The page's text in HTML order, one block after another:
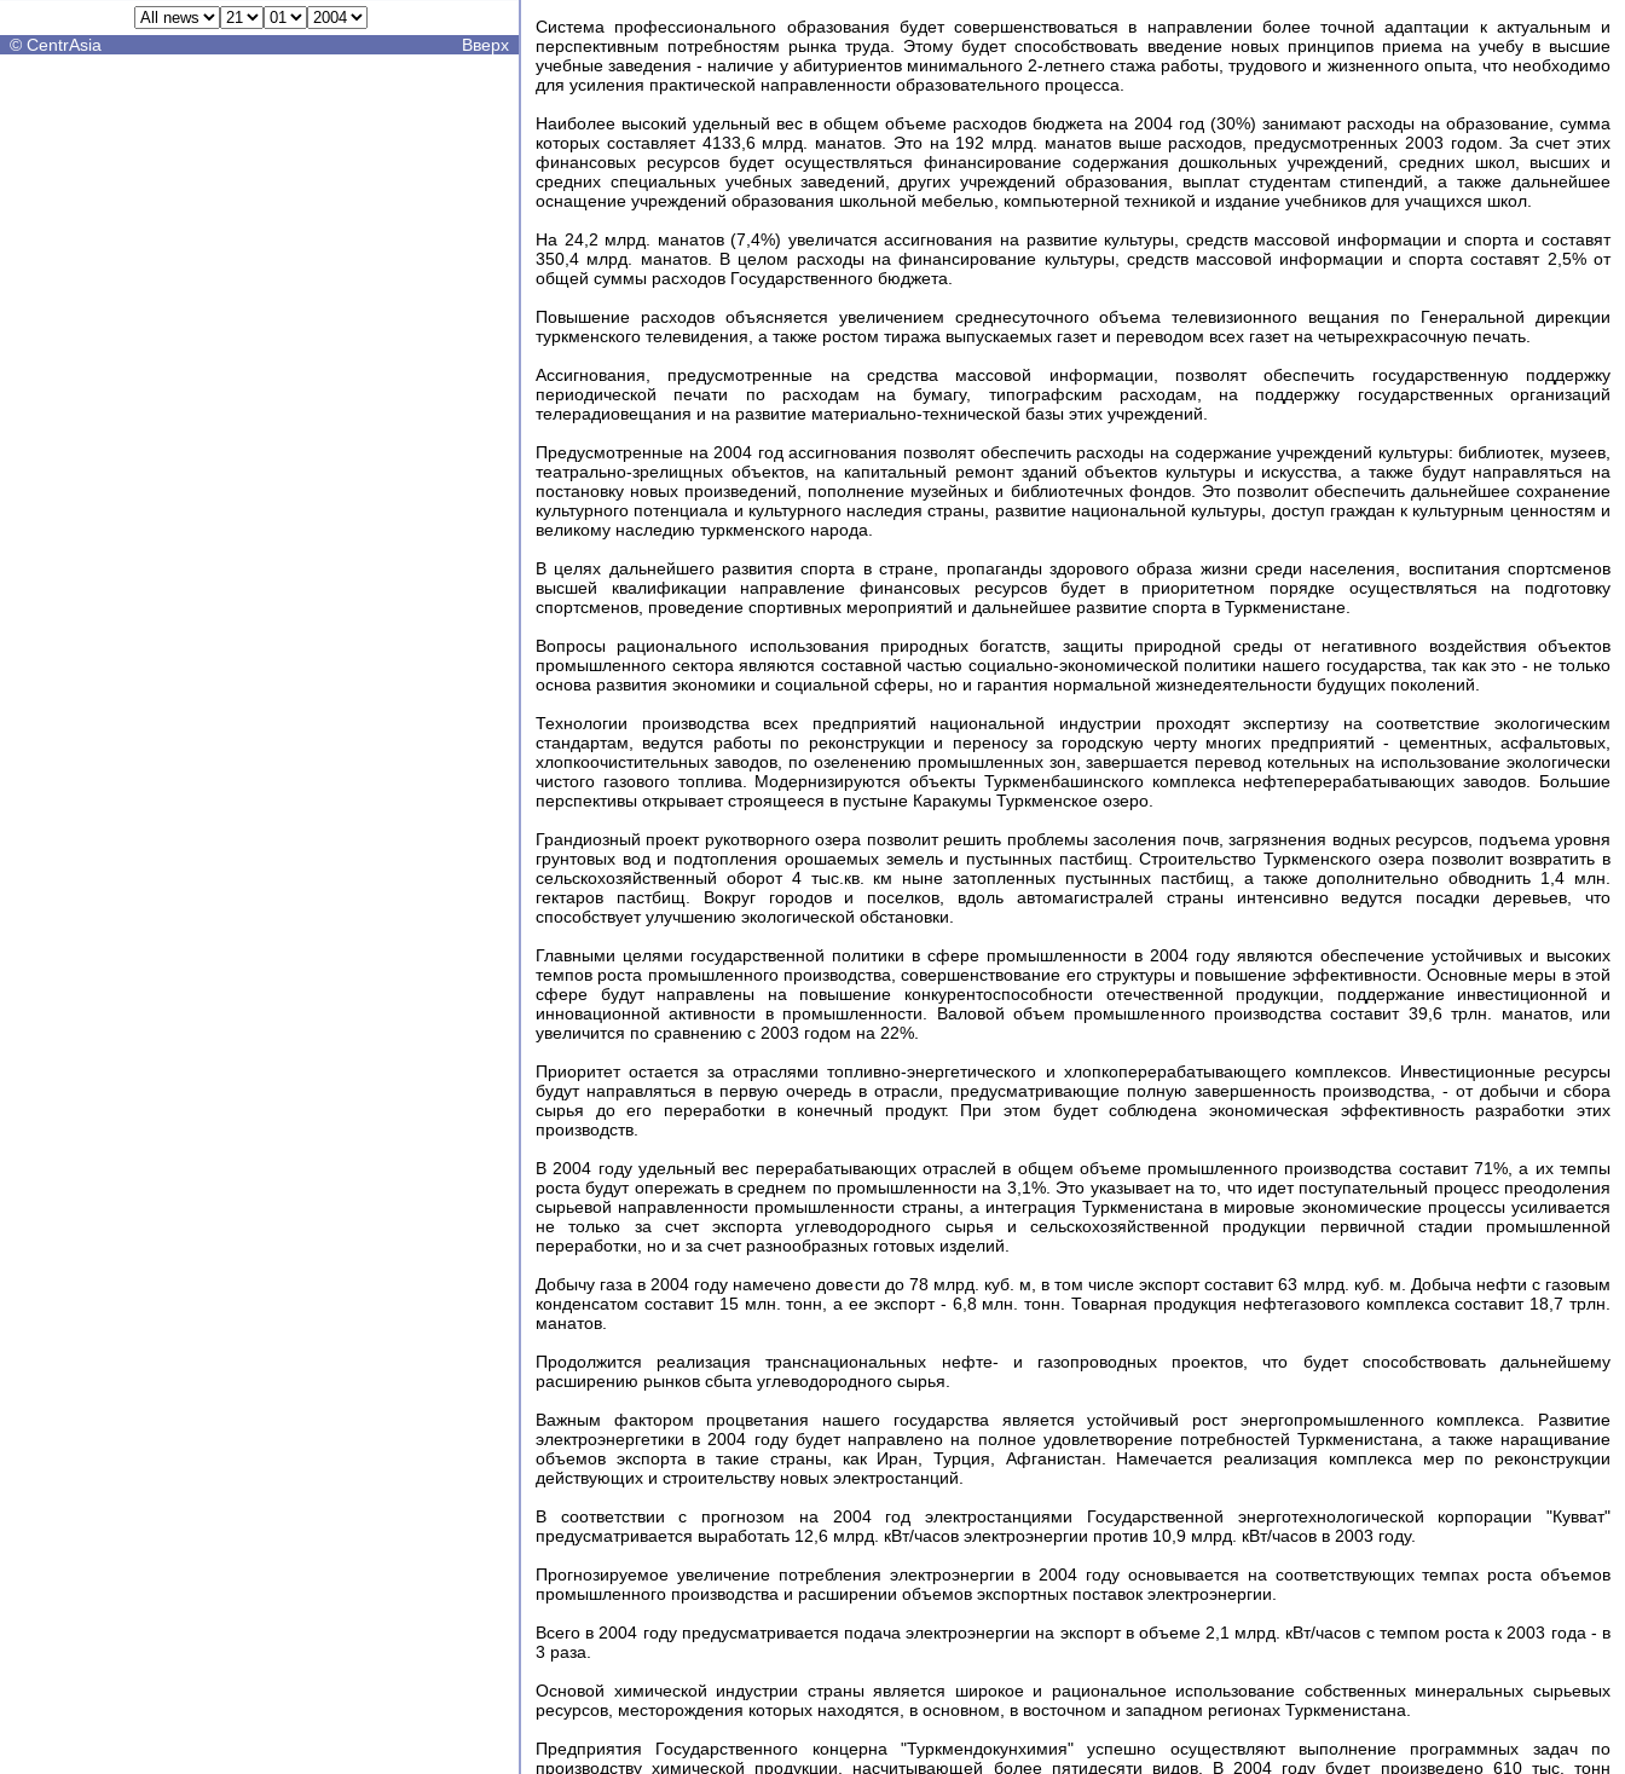
© CentrAsia Вверх
Система профессионального образования будет совершенствоваться в направлении более точной адаптации к актуальным и
перспективным потребностям рынка труда. Этому будет способствовать введение новых принципов приема на учебу в высшие
учебные заведения - наличие у абитуриентов минимального 2-летнего стажа работы, трудового и жизненного опыта, что необходимо
для усиления практической направленности образовательного процесса.
Наиболее высокий удельный вес в общем объеме расходов бюджета на 2004 год (30%) занимают расходы на образование, сумма
которых составляет 4133,6 млрд. манатов. Это на 192 млрд. манатов выше расходов, предусмотренных 2003 годом. За счет этих
финансовых ресурсов будет осуществляться финансирование содержания дошкольных учреждений, средних школ, высших и
средних специальных учебных заведений, других учреждений образования, выплат студентам стипендий, а также дальнейшее
оснащение учреждений образования школьной мебелью, компьютерной техникой и издание учебников для учащихся школ.
На 24,2 млрд. манатов (7,4%) увеличатся ассигнования на развитие культуры, средств массовой информации и спорта и составят
350,4 млрд. манатов. В целом расходы на финансирование культуры, средств массовой информации и спорта составят 2,5% от
общей суммы расходов Государственного бюджета.
Повышение расходов объясняется увеличением среднесуточного объема телевизионного вещания по Генеральной дирекции
туркменского телевидения, а также ростом тиража выпускаемых газет и переводом всех газет на четырехкрасочную печать.
Ассигнования, предусмотренные на средства массовой информации, позволят обеспечить государственную поддержку
периодической печати по расходам на бумагу, типографским расходам, на поддержку государственных организаций
телерадиовещания и на развитие материально-технической базы этих учреждений.
Предусмотренные на 2004 год ассигнования позволят обеспечить расходы на содержание учреждений культуры: библиотек, музеев,
театрально-зрелищных объектов, на капитальный ремонт зданий объектов культуры и искусства, а также будут направляться на
постановку новых произведений, пополнение музейных и библиотечных фондов. Это позволит обеспечить дальнейшее сохранение
культурного потенциала и культурного наследия страны, развитие национальной культуры, доступ граждан к культурным ценностям и
великому наследию туркменского народа.
В целях дальнейшего развития спорта в стране, пропаганды здорового образа жизни среди населения, воспитания спортсменов
высшей квалификации направление финансовых ресурсов будет в приоритетном порядке осуществляться на подготовку
спортсменов, проведение спортивных мероприятий и дальнейшее развитие спорта в Туркменистане.
Вопросы рационального использования природных богатств, защиты природной среды от негативного воздействия объектов
промышленного сектора являются составной частью социально-экономической политики нашего государства, так как это - не только
основа развития экономики и социальной сферы, но и гарантия нормальной жизнедеятельности будущих поколений.
Технологии производства всех предприятий национальной индустрии проходят экспертизу на соответствие экологическим
стандартам, ведутся работы по реконструкции и переносу за городскую черту многих предприятий - цементных, асфальтовых,
хлопкоочистительных заводов, по озеленению промышленных зон, завершается перевод котельных на использование экологически
чистого газового топлива. Модернизируются объекты Туркменбашинского комплекса нефтеперерабатывающих заводов. Большие
перспективы открывает строящееся в пустыне Каракумы Туркменское озеро.
Грандиозный проект рукотворного озера позволит решить проблемы засоления почв, загрязнения водных ресурсов, подъема уровня
грунтовых вод и подтопления орошаемых земель и пустынных пастбищ. Строительство Туркменского озера позволит возвратить в
сельскохозяйственный оборот 4 тыс.кв. км ныне затопленных пустынных пастбищ, а также дополнительно обводнить 1,4 млн.
гектаров пастбищ. Вокруг городов и поселков, вдоль автомагистралей страны интенсивно ведутся посадки деревьев, что
способствует улучшению экологической обстановки.
Главными целями государственной политики в сфере промышленности в 2004 году являются обеспечение устойчивых и высоких
темпов роста промышленного производства, совершенствование его структуры и повышение эффективности. Основные меры в этой
сфере будут направлены на повышение конкурентоспособности отечественной продукции, поддержание инвестиционной и
инновационной активности в промышленности. Валовой объем промышленного производства составит 39,6 трлн. манатов, или
увеличится по сравнению с 2003 годом на 22%.
Приоритет остается за отраслями топливно-энергетического и хлопкоперерабатывающего комплексов. Инвестиционные ресурсы
будут направляться в первую очередь в отрасли, предусматривающие полную завершенность производства, - от добычи и сбора
сырья до его переработки в конечный продукт. При этом будет соблюдена экономическая эффективность разработки этих
производств.
В 2004 году удельный вес перерабатывающих отраслей в общем объеме промышленного производства составит 71%, а их темпы
роста будут опережать в среднем по промышленности на 3,1%. Это указывает на то, что идет поступательный процесс преодоления
сырьевой направленности промышленности страны, а интеграция Туркменистана в мировые экономические процессы усиливается
не только за счет экспорта углеводородного сырья и сельскохозяйственной продукции первичной стадии промышленной
переработки, но и за счет разнообразных готовых изделий.
Добычу газа в 2004 году намечено довести до 78 млрд. куб. м, в том числе экспорт составит 63 млрд. куб. м. Добыча нефти с газовым
конденсатом составит 15 млн. тонн, а ее экспорт - 6,8 млн. тонн. Товарная продукция нефтегазового комплекса составит 18,7 трлн.
манатов.
Продолжится реализация транснациональных нефте- и газопроводных проектов, что будет способствовать дальнейшему
расширению рынков сбыта углеводородного сырья.
Важным фактором процветания нашего государства является устойчивый рост энергопромышленного комплекса. Развитие
электроэнергетики в 2004 году будет направлено на полное удовлетворение потребностей Туркменистана, а также наращивание
объемов экспорта в такие страны, как Иран, Турция, Афганистан. Намечается реализация комплекса мер по реконструкции
действующих и строительству новых электростанций.
В соответствии с прогнозом на 2004 год электростанциями Государственной энерготехнологической корпорации "Кувват"
предусматривается выработать 12,6 млрд. кВт/часов электроэнергии против 10,9 млрд. кВт/часов в 2003 году.
Прогнозируемое увеличение потребления электроэнергии в 2004 году основывается на соответствующих темпах роста объемов
промышленного производства и расширении объемов экспортных поставок электроэнергии.
Всего в 2004 году предусматривается подача электроэнергии на экспорт в объеме 2,1 млрд. кВт/часов с темпом роста к 2003 года - в
3 раза.
Основой химической индустрии страны является широкое и рациональное использование собственных минеральных сырьевых
ресурсов, месторождения которых находятся, в основном, в восточном и западном регионах Туркменистана.
Предприятия Государственного концерна "Туркмендокунхимия" успешно осуществляют выполнение программных задач по
производству химической продукции, насчитывающей более пятидесяти видов. В 2004 году будет произведено 610 тыс. тонн